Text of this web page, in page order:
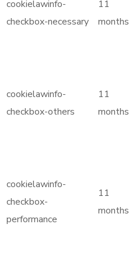
cookielawinfo-
checkbox-necessary
11
months
cookielawinfo-
checkbox-others
11
months
cookielawinfo-
checkbox-
performance
11
months